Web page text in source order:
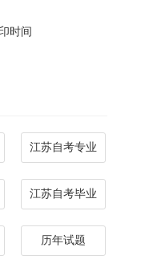
时间
江苏自考专业
江苏自考毕业
历年试题